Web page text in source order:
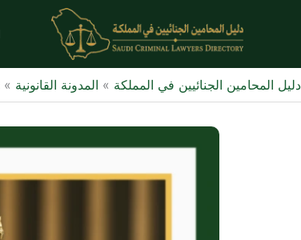
دليل المحامين الجنائيين في المملكة » المدونة القانونية »